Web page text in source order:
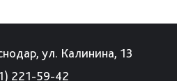
ул. Калинина, 13
221-59-42